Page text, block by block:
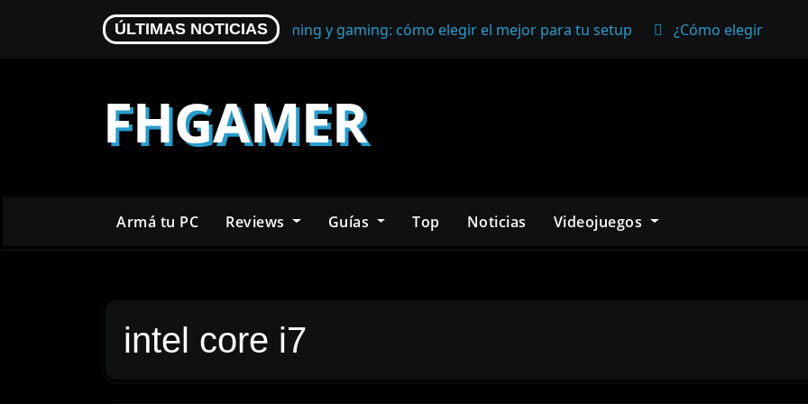
ÚLTIMAS NOTICIAS
Micrófono para streaming y gaming: cómo elegir el mejor para tu setup ¿Cómo elegir un
FHGAMER
Armá tu PC Reviews Guías Top Noticias Videojuegos
intel core i7